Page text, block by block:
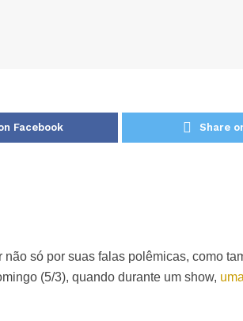
Facebook Share
só por suas falas polêmicas, como
(5/3), quando durante um show,